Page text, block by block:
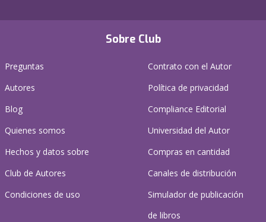
Sobre Club
Preguntas
Autores
Blog
Quienes somos
Hechos y datos sobre
Club de Autores
Condiciones de uso
Contrato con el Autor
Política de privacidad
Compliance Editorial
Universidad del Autor
Compras en cantidad
Canales de distribución
Simulador de publicación
de libros